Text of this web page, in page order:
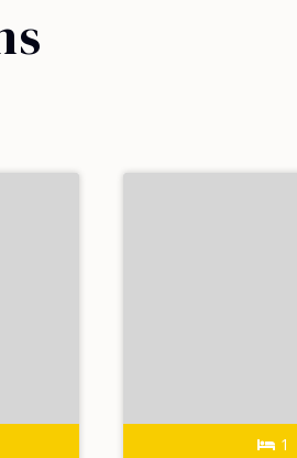
1